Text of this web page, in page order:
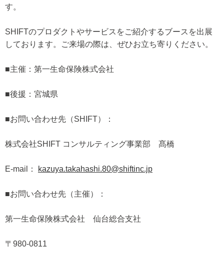
す。
SHIFTのプロダクトやサービスをご紹介するブースを出展
しております。ご来場の際は、ぜひお立ち寄りください。
■主催：第一生命保険株式会社
■後援：宮城県
■お問い合わせ先（SHIFT）：
株式会社SHIFT コンサルティング事業部 髙橋
E-mail： kazuya.takahashi.80@shiftinc.jp
■お問い合わせ先（主催）：
第一生命保険株式会社 仙台総合支社
〒980-0811